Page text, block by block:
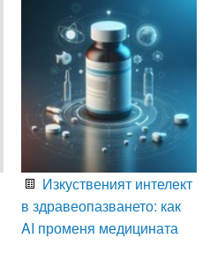
Изкуственият интелект
в здравеопазването: как
AI променя медицината